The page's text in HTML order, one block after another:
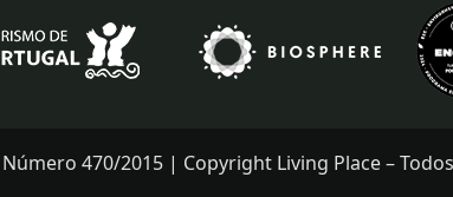
Número 470/2015 | Copyright Living Place –